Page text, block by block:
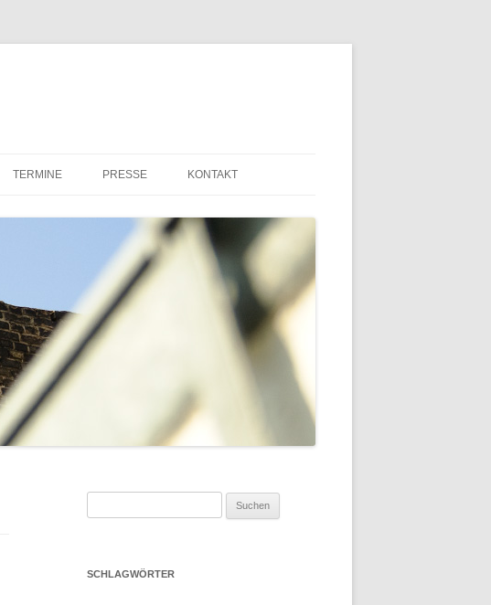
TERMINE PRESSE KONTAKT
SCHLAGWÖRTER